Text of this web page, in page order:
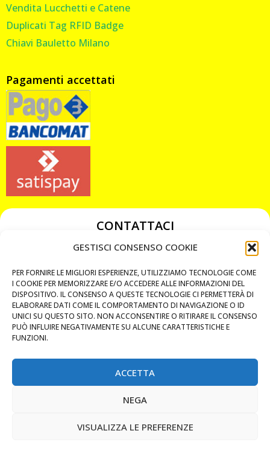
GESTISCI CONSENSO COOKIE
PER FORNIRE LE MIGLIORI ESPERIENZE, UTILIZZIAMO TECNOLOGIE COME
I COOKIE PER MEMORIZZARE E/O ACCEDERE ALLE INFORMAZIONI DEL
DISPOSITIVO. IL CONSENSO A QUESTE TECNOLOGIE CI PERMETTERÀ DI
ELABORARE DATI COME IL COMPORTAMENTO DI NAVIGAZIONE O ID
UNICI SU QUESTO SITO. NON ACCONSENTIRE O RITIRARE IL CONSENSO
PUÒ INFLUIRE NEGATIVAMENTE SU ALCUNE CARATTERISTICHE E
FUNZIONI.
ACCETTA
NEGA
VISUALIZZA LE PREFERENZE
Vendita Lucchetti e Catene
Duplicati Tag RFID Badge
Chiavi Bauletto Milano
Pagamenti accettati
CONTATTACI
349 3863811
chiavicodificate@gmail.com
Privacy Policy
Cookie Policy
MAPS
CHIAMA ORA